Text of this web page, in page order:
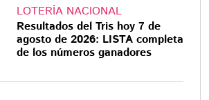
LOTERÍA NACIONAL
Resultados del Tris hoy 7 de
agosto de 2026: LISTA completa
de los números ganadores